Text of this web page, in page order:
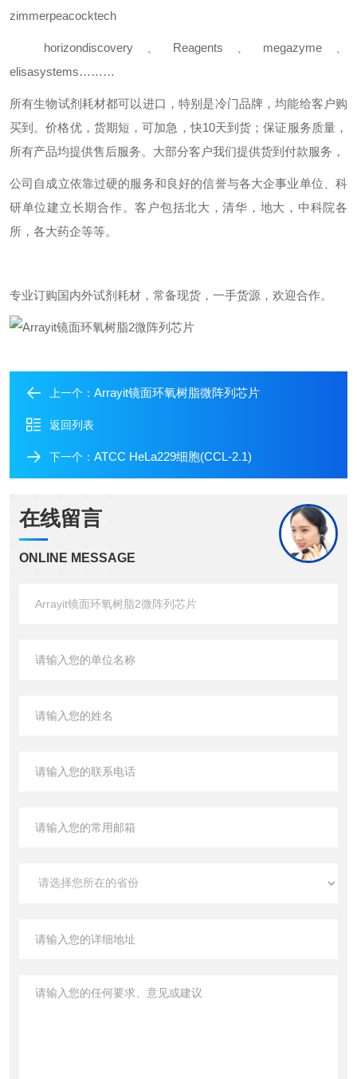
zimmerpeacocktech
horizondiscovery、 Reagents megazyme、
elisasystems………
所有生物试剂耗材都可以进口，特别是冷门品牌，均能给客户购
买到。价格优，货期短，可加急，快10天到货；保证服务质量，
所有产品均提供售后服务。大部分客户我们提供货到付款服务，
公司自成立依靠过硬的服务和良好的信誉与各大企事业单位、科
研单位建立长期合作。客户包括北大，清华，地大，中科院各
所，各大药企等等。
专业订购国内外试剂耗材，常备现货，一手货源，欢迎合作。
上一个： Arrayit镜面环氧树脂微阵列芯片
返回列表
下一个： ATCC HeLa229细胞(CCL-2.1)
在线留言
ONLINE MESSAGE